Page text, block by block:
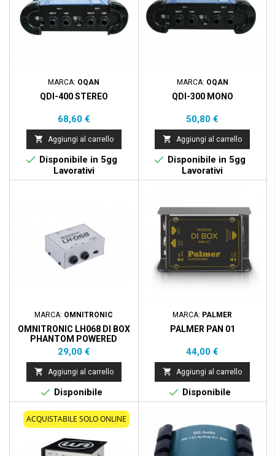
MARCA: OQAN
QDI-400 STEREO
Prezzo
68,60 €
 Aggiungi al carrello
 Disponibile in 5gg
Lavorativi
MARCA: OQAN
QDI-300 MONO
Prezzo
50,80 €
 Aggiungi al carrello
 Disponibile in 5gg
Lavorativi
MARCA: OMNITRONIC
OMNITRONIC LH068 DI BOX
PHANTOM POWERED
Prezzo
29,00 €
 Aggiungi al carrello
 Disponibile
MARCA: PALMER
PALMER PAN 01
Prezzo
44,00 €
 Aggiungi al carrello
 Disponibile
ACQUISTABILE SOLO ONLINE